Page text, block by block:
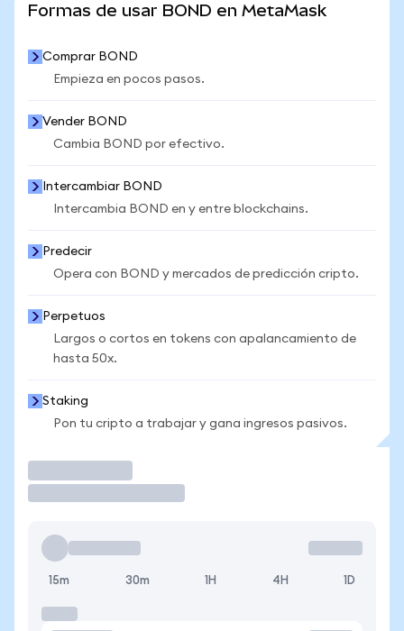
Formas de usar BOND en MetaMask
Comprar BOND
Empieza en pocos pasos.
Vender BOND
Cambia BOND por efectivo.
Intercambiar BOND
Intercambia BOND en y entre blockchains.
Predecir
Opera con BOND y mercados de predicción cripto.
Perpetuos
Largos o cortos en tokens con apalancamiento de
hasta 50x.
Staking
Pon tu cripto a trabajar y gana ingresos pasivos.
15m 30m 1H 4H 1D